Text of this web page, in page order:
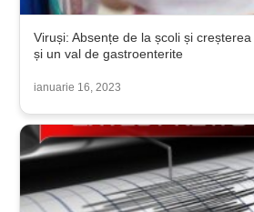
Viruși: Absențe de la școli și
și un val de gastroenterite
ianuarie 16, 2023